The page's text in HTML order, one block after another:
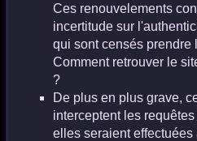
Ces renouvelements
incertitude sur
qui sont censés prendre
Comment retrouver le
?
De plus en plus grave,
interceptent les requêtes
elles seraient